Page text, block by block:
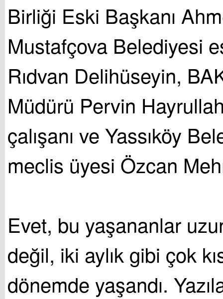
Birliği Eski Başkanı
Mustafçova Belediyesi
Rıdvan Delihüseyin,
Müdürü Pervin
çalışanı ve Yassıköy
meclis üyesi Özcan
Evet, bu yaşananlar
değil, iki aylık gibi çok
dönemde yaşandı.